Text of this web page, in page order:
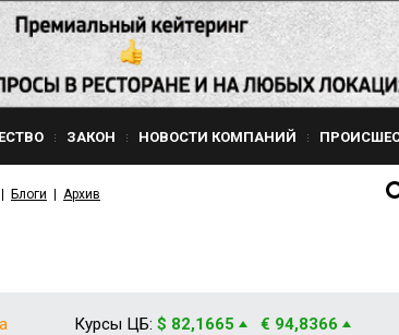
ЗАКОН НОВОСТИ КОМПАНИЙ
Блоги Архив
Курсы ЦБ: $ 82,1665 € 94,8366